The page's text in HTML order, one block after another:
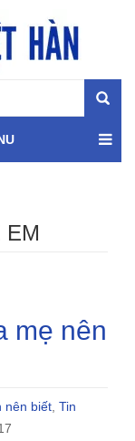
EM
mẹ nên
nên biết Tin